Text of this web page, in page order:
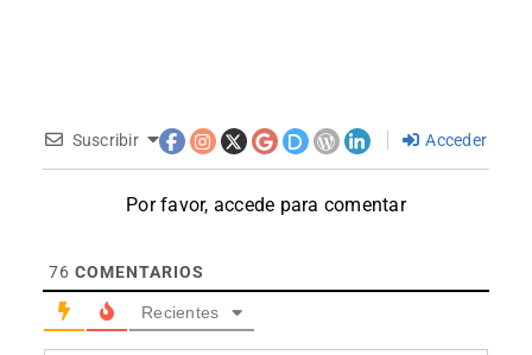
Suscribir Acceder
Por favor, accede para comentar
76 COMENTARIOS
Recientes